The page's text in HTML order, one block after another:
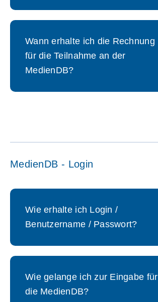
Wann erhalte ich die Rechnung
für die Teilnahme an der
MedienDB?
MedienDB - Login
Wie erhalte ich Login /
Benutzername / Passwort?
Wie gelange ich zur Eingabe für
die MedienDB?